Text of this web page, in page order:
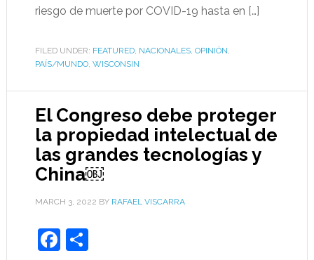
riesgo de muerte por COVID-19 hasta en […]
FILED UNDER: FEATURED, NACIONALES, OPINIÓN,
PAÍS/MUNDO, WISCONSIN
El Congreso debe proteger
la propiedad intelectual de
las grandes tecnologías y
China￼
MARCH 3, 2022 BY RAFAEL VISCARRA
Facebook
Share